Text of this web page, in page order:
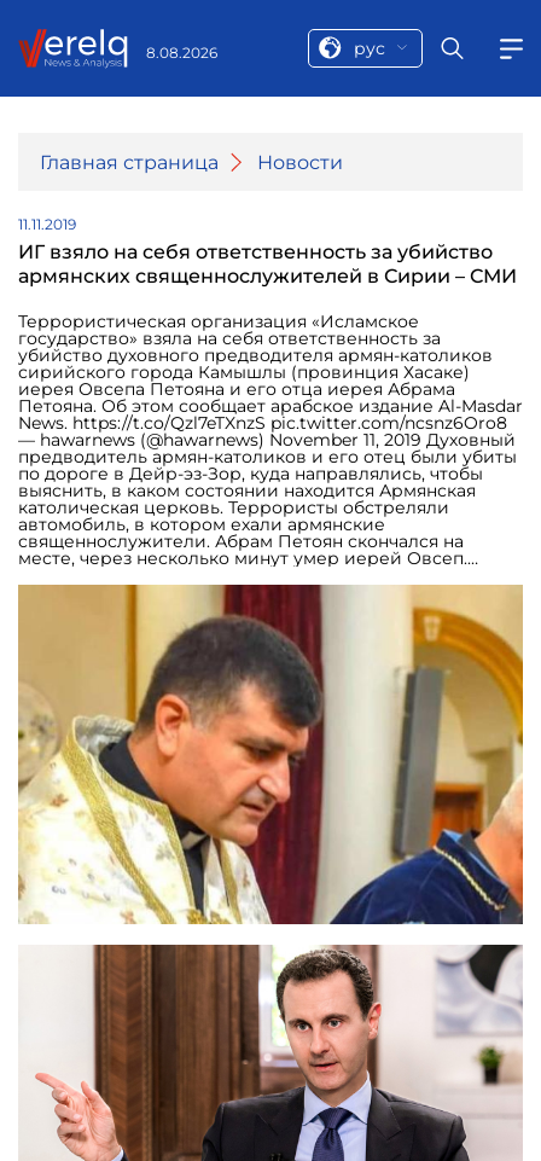
8.08.2026 рус
Главная страница Новости
11.11.2019
ИГ взяло на себя ответственность за убийство
армянских священнослужителей в Сирии – СМИ
Террористическая организация «Исламское
государство» взяла на себя ответственность за
убийство духовного предводителя армян-католиков
сирийского города Камышлы (провинция Хасаке)
иерея Овсепа Петояна и его отца иерея Абрама
Петояна. Об этом сообщает арабское издание Al-Masdar
News. https://t.co/Qzl7eTXnzS pic.twitter.com/ncsnz6Oro8
— hawarnews (@hawarnews) November 11, 2019 Духовный
предводитель армян-католиков и его отец были убиты
по дороге в Дейр-эз-Зор, куда направлялись, чтобы
выяснить, в каком состоянии находится Армянская
католическая церковь. Террористы обстреляли
автомобиль, в котором ехали армянские
священнослужители. Абрам Петоян скончался на
месте, через несколько минут умер иерей Овсеп.
же автомобиле, получил ранения.